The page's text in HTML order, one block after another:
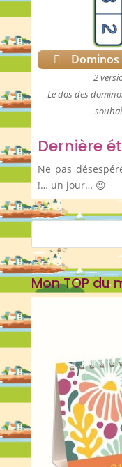
Dominos
2
Le dos des
Dernière
Ne pas
!… un jour… 😉
Mon TOP du